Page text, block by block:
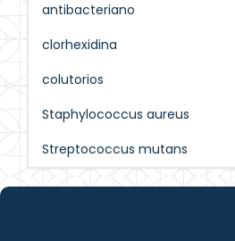
antibacteriano
clorhexidina
colutorios
Staphylococcus aureus
Streptococcus mutans